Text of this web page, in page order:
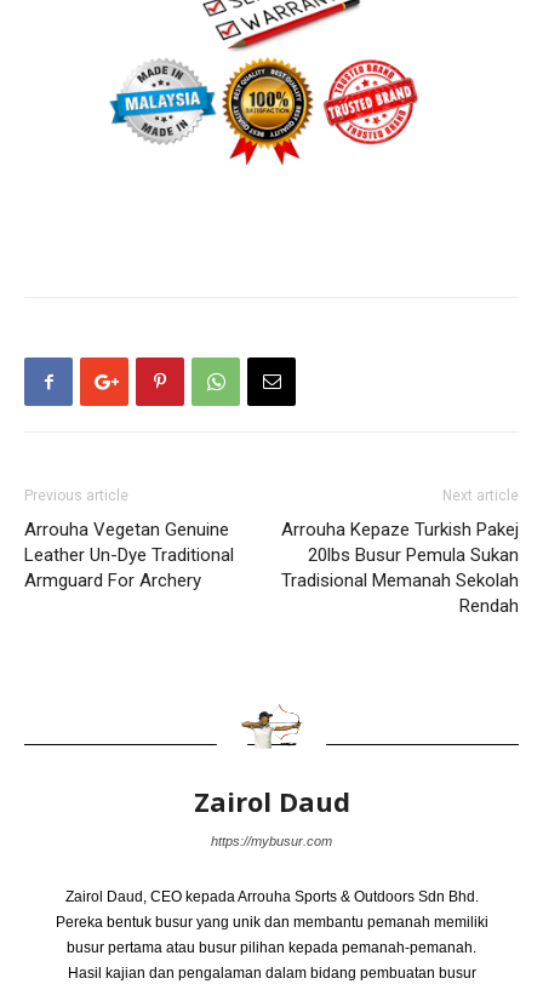
Previous article
Arrouha Vegetan Genuine
Leather Un-Dye Traditional
Armguard For Archery
Next article
Arrouha Kepaze Turkish Pakej
20lbs Busur Pemula Sukan
Tradisional Memanah Sekolah
Rendah
Zairol Daud
https://mybusur.com
Zairol Daud, CEO kepada Arrouha Sports & Outdoors Sdn Bhd.
Pereka bentuk busur yang unik dan membantu pemanah memiliki
busur pertama atau busur pilihan kepada pemanah-pemanah.
Hasil kajian dan pengalaman dalam bidang pembuatan busur